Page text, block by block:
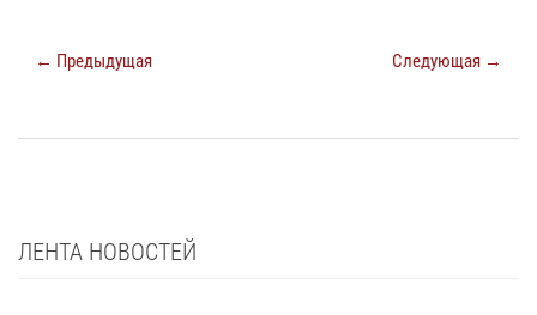
← Предыдущая Следующая →
ЛЕНТА НОВОСТЕЙ